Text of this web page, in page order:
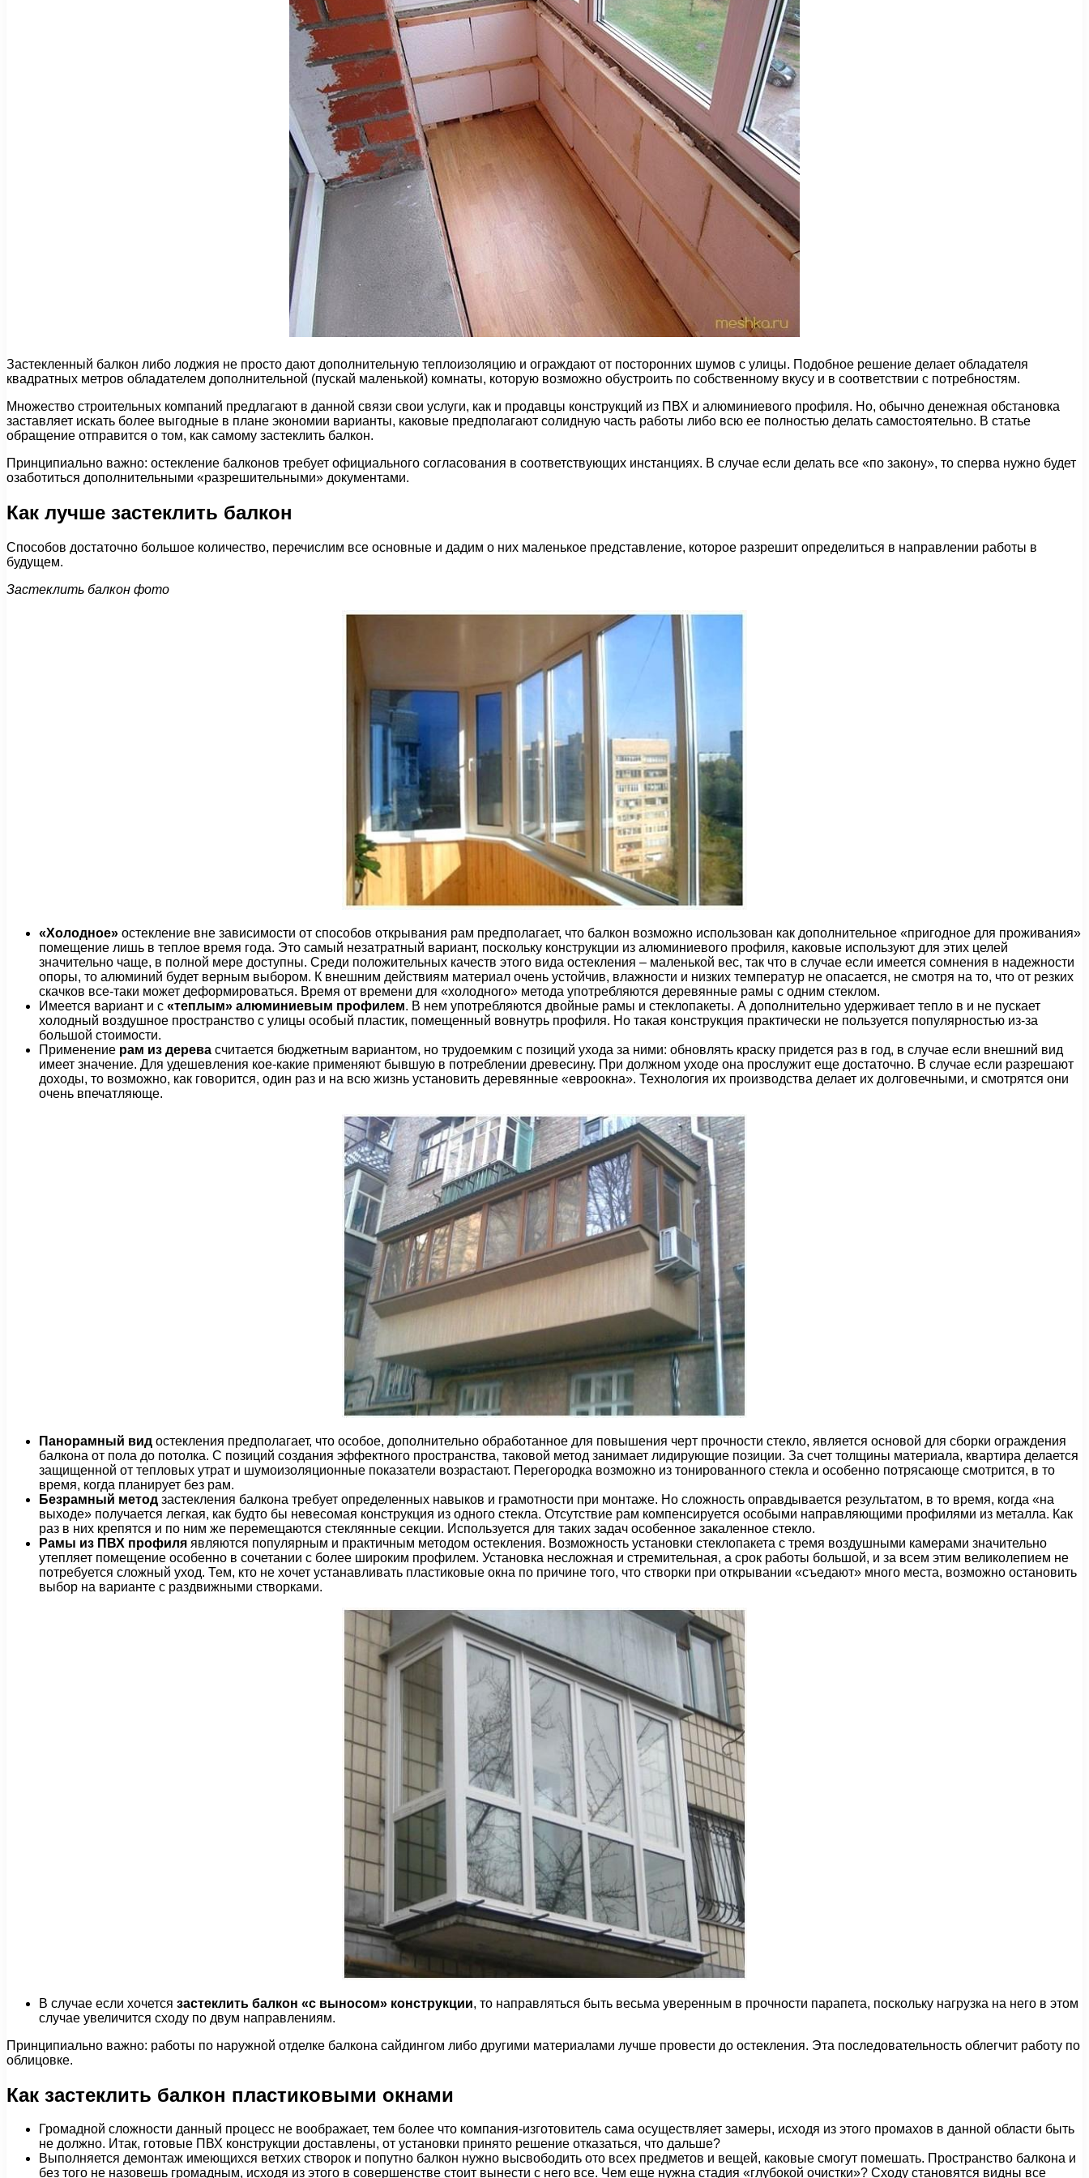
Застекленный балкон либо лоджия не просто дают дополнительную теплоизоляцию и ограждают от посторонних шумов с улицы. Подобное решение делает обладателя
квадратных метров обладателем дополнительной (пускай маленькой) комнаты, которую возможно обустроить по собственному вкусу и в соответствии с потребностям.
Множество строительных компаний предлагают в данной связи свои услуги, как и продавцы конструкций из ПВХ и алюминиевого профиля. Но, обычно денежная обстановка
заставляет искать более выгодные в плане экономии варианты, каковые предполагают солидную часть работы либо всю ее полностью делать самостоятельно. В статье
обращение отправится о том, как самому застеклить балкон.
Принципиально важно: остекление балконов требует официального согласования в соответствующих инстанциях. В случае если делать все «по закону», то сперва нужно будет
озаботиться дополнительными «разрешительными» документами.
Как лучше застеклить балкон
Способов достаточно большое количество, перечислим все основные и дадим о них маленькое представление, которое разрешит определиться в направлении работы в
будущем.
Застеклить балкон фото
«Холодное» остекление вне зависимости от способов открывания рам предполагает, что балкон возможно использован как дополнительное «пригодное для проживания»
помещение лишь в теплое время года. Это самый незатратный вариант, поскольку конструкции из алюминиевого профиля, каковые используют для этих целей
значительно чаще, в полной мере доступны. Среди положительных качеств этого вида остекления – маленькой вес, так что в случае если имеется сомнения в надежности
опоры, то алюминий будет верным выбором. К внешним действиям материал очень устойчив, влажности и низких температур не опасается, не смотря на то, что от резких
скачков все-таки может деформироваться. Время от времени для «холодного» метода употребляются деревянные рамы с одним стеклом.
Имеется вариант и с «теплым» алюминиевым профилем. В нем употребляются двойные рамы и стеклопакеты. А дополнительно удерживает тепло в и не пускает
холодный воздушное пространство с улицы особый пластик, помещенный вовнутрь профиля. Но такая конструкция практически не пользуется популярностью из-за
большой стоимости.
Применение рам из дерева считается бюджетным вариантом, но трудоемким с позиций ухода за ними: обновлять краску придется раз в год, в случае если внешний вид
имеет значение. Для удешевления кое-какие применяют бывшую в потреблении древесину. При должном уходе она прослужит еще достаточно. В случае если разрешают
доходы, то возможно, как говорится, один раз и на всю жизнь установить деревянные «евроокна». Технология их производства делает их долговечными, и смотрятся они
очень впечатляюще.
Панорамный вид остекления предполагает, что особое, дополнительно обработанное для повышения черт прочности стекло, является основой для сборки ограждения
балкона от пола до потолка. С позиций создания эффектного пространства, таковой метод занимает лидирующие позиции. За счет толщины материала, квартира делается
защищенной от тепловых утрат и шумоизоляционные показатели возрастают. Перегородка возможно из тонированного стекла и особенно потрясающе смотрится, в то
время, когда планирует без рам.
Безрамный метод застекления балкона требует определенных навыков и грамотности при монтаже. Но сложность оправдывается результатом, в то время, когда «на
выходе» получается легкая, как будто бы невесомая конструкция из одного стекла. Отсутствие рам компенсируется особыми направляющими профилями из металла. Как
раз в них крепятся и по ним же перемещаются стеклянные секции. Используется для таких задач особенное закаленное стекло.
Рамы из ПВХ профиля являются популярным и практичным методом остекления. Возможность установки стеклопакета с тремя воздушными камерами значительно
утепляет помещение особенно в сочетании с более широким профилем. Установка несложная и стремительная, а срок работы большой, и за всем этим великолепием не
потребуется сложный уход. Тем, кто не хочет устанавливать пластиковые окна по причине того, что створки при открывании «съедают» много места, возможно остановить
выбор на варианте с раздвижными створками.
В случае если хочется застеклить балкон «с выносом» конструкции, то направляться быть весьма уверенным в прочности парапета, поскольку нагрузка на него в этом
случае увеличится сходу по двум направлениям.
Принципиально важно: работы по наружной отделке балкона сайдингом либо другими материалами лучше провести до остекления. Эта последовательность облегчит работу по
облицовке.
Как застеклить балкон пластиковыми окнами
Громадной сложности данный процесс не воображает, тем более что компания-изготовитель сама осуществляет замеры, исходя из этого промахов в данной области быть
не должно. Итак, готовые ПВХ конструкции доставлены, от установки принято решение отказаться, что дальше?
Выполняется демонтаж имеющихся ветхих створок и попутно балкон нужно высвободить ото всех предметов и вещей, каковые смогут помешать. Пространство балкона и
без того не назовешь громадным, исходя из этого в совершенстве стоит вынести с него все. Чем еще нужна стадия «глубокой очистки»? Сходу становятся видны все